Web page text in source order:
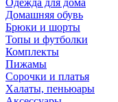
Одежда для дома
Домашняя обувь
Брюки и шорты
Топы и футболки
Комплекты
Пижамы
Сорочки и платья
Халаты, пеньюары